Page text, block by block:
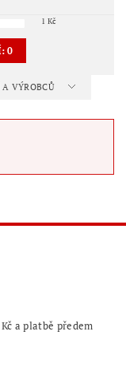
1 Kč
0
VÝROBCŮ
a platbě předem